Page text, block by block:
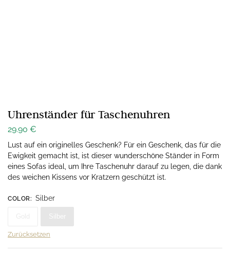
Uhrenständer für Taschenuhren
29.90 €
Lust auf ein originelles Geschenk? Für ein Geschenk, das für die
Ewigkeit gemacht ist, ist dieser wunderschöne Ständer in Form
eines Sofas ideal, um Ihre Taschenuhr darauf zu legen, die dank
des weichen Kissens vor Kratzern geschützt ist.
COLOR: Silber
Silber
Zurücksetzen